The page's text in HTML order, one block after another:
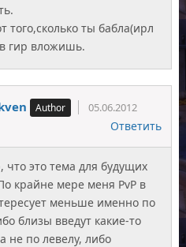
того,сколько ты бабла(ирл
гир вложишь.
05.06.2012
Ответить
это тема для будущих
крайне мере меня PvP в
меньше именно по
близы введут какие-то
не по левелу, либо